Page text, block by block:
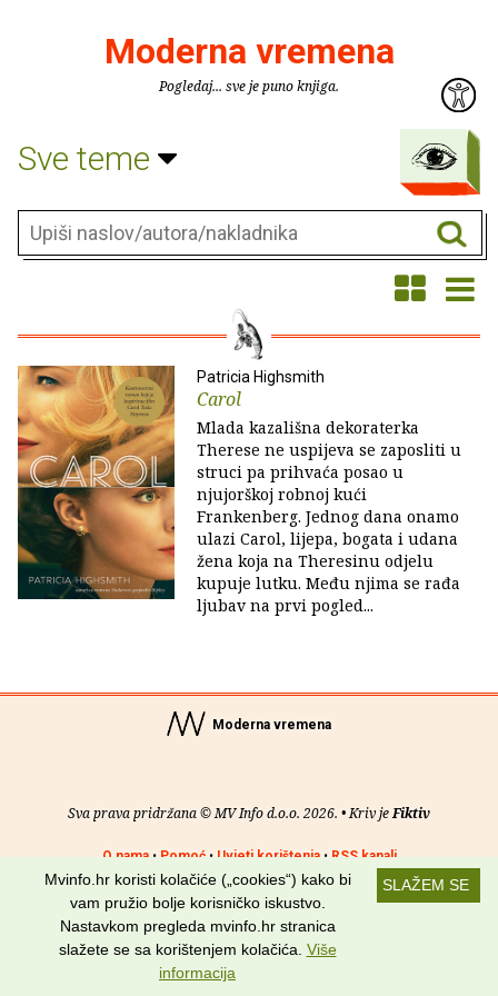
Moderna vremena
Pogledaj... sve je puno knjiga.
Sve teme
Patricia Highsmith
Carol
Mlada kazališna dekoraterka
Therese ne uspijeva se zaposliti u
struci pa prihvaća posao u
njujorškoj robnoj kući
Frankenberg. Jednog dana onamo
ulazi Carol, lijepa, bogata i udana
žena koja na Theresinu odjelu
kupuje lutku. Među njima se rađa
ljubav na prvi pogled...
Moderna vremena
Sva prava pridržana © MV Info d.o.o. 2026. • Kriv jeFiktiv
O nama• Pomoć• Uvjeti korištenja• RSS kanali
Potraži nas na:
SLAŽEM SE
Mvinfo.hr koristi kolačiće („cookies“) kako bi
vam pružio bolje korisničko iskustvo.
Nastavkom pregleda mvinfo.hr stranica
slažete se sa korištenjem kolačića. Više
informacija